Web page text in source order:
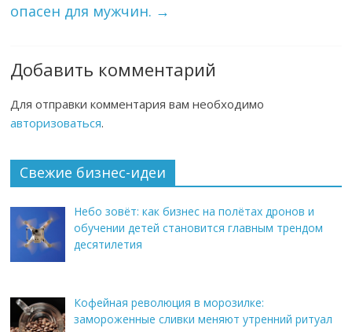
опасен для мужчин. →
Добавить комментарий
Для отправки комментария вам необходимо
авторизоваться.
Свежие бизнес-идеи
Небо зовёт: как бизнес на полётах дронов и
обучении детей становится главным трендом
десятилетия
Кофейная революция в морозилке:
замороженные сливки меняют утренний ритуал